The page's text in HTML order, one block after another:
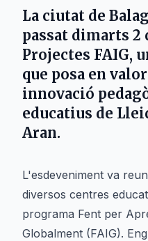
La ciutat de
passat dimarts 2
Projectes FAIG,
que posa en
innovació
educatius de
Aran.
L'esdeveniment va
diversos centres
programa Fent per
Globalment (FAIG).